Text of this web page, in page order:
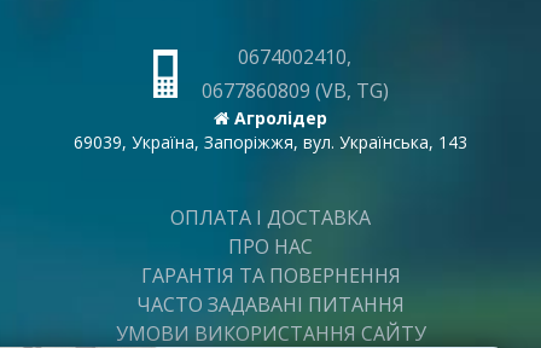
0674002410,
0677860809 (VB, TG)
Агролідер
69039, Україна, Запоріжжя, вул. Українська, 143
ОПЛАТА І ДОСТАВКА
ПРО НАС
ГАРАНТІЯ ТА ПОВЕРНЕННЯ
ЧАСТО ЗАДАВАНІ ПИТАННЯ
УМОВИ ВИКОРИСТАННЯ САЙТУ